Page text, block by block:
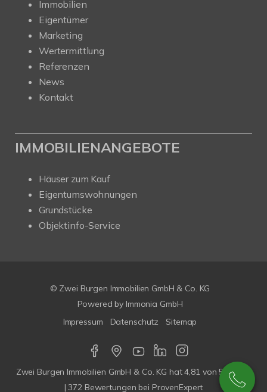
Immobilien
Eigentümer
Marketing
Wertermittlung
Referenzen
News
Kontakt
IMMOBILIENANGEBOTE
Häuser zum Kauf
Eigentumswohnungen
Grundstücke
Objektinfo-Service
© Zwei Burgen Immobilien GmbH & Co. KG
Powered by Immonia GmbH
Impressum
Datenschutz Sitemap
Zwei Burgen Immobilien GmbH & Co. KG hat4,81 von5Sterne
|372 Bewertungen bei ProvenExpert